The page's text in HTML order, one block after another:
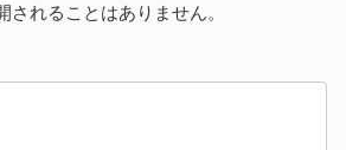
されることはありません。